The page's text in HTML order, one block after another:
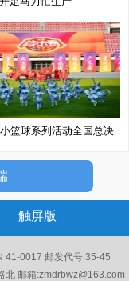
篮球系列活动全国总决
触屏版
41-0017 邮发代号:35-45
北 邮箱:zmdrbwz@163.com